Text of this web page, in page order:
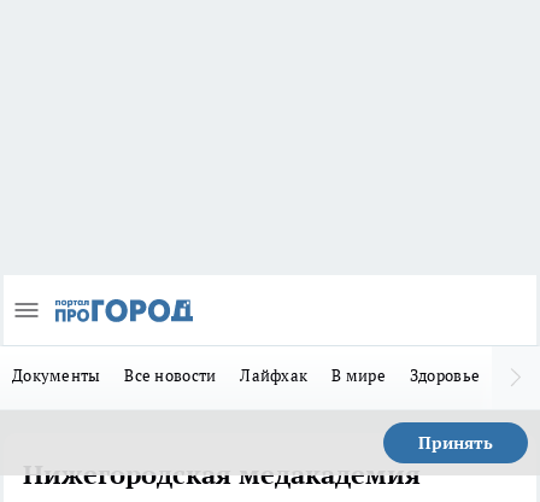
Документы Все новости Лайфхак В мире Здоровье
Принять
Нижегородская медакадемия